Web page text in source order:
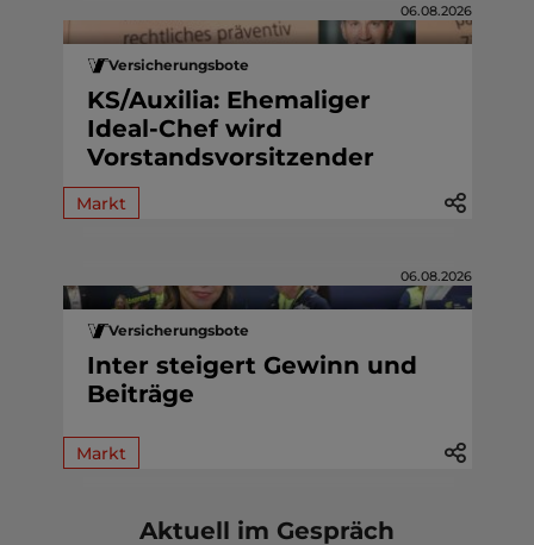
06.08.2026
Versicherungsbote
KS/Auxilia: Ehemaliger
Ideal-Chef wird
Vorstandsvorsitzender
Markt
06.08.2026
Versicherungsbote
Inter steigert Gewinn und
Beiträge
Markt
Aktuell im Gespräch